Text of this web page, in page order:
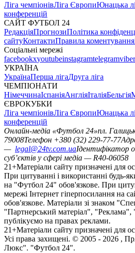
Ліга чемпіонівЛіга ЄвропиЮнацька
конференцій
САЙТ ФУТБОЛ 24
РедакціяПрогнозиПолітика
сайтуКонтактиПравила коментування
Соціальні мережі
facebookxyoutubeinstagramtelegramviber
УКРАЇНА
УкраїнаПерша лігаДруга ліга
ЧЕМПІОНАТИ
НімеччинаІспаніяАнгліяІталіяБельгія
ЄВРОКУБКИ
Ліга чемпіонівЛіга ЄвропиЮнацька
конференцій
Онлайн-медіа «Футбол 24»пл.
79008Телефон +380 (32) 229-77-77
— legal@24tv.com.uaІдентифікатор
суб’єктів у сфері медіа — R40-06058
21+Матеріали сайту призначені для
При цитуванні і використанні будь-
на "Футбол 24" обов'язкове. При
мережі Інтернет гіперпосилання на
обов'язкове. Матеріали зі знаком
"Партнерський матеріал",
публікуємо на правах реклами.
21+Матеріали сайту призначені для
Усi права захищенi. © 2005 - 2026 ,
Люкс". "Футбол 24".